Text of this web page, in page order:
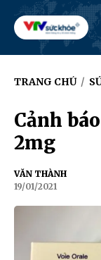
TRANG CHỦ /
Cảnh
2mg
VĂN THÀNH
19/01/2021